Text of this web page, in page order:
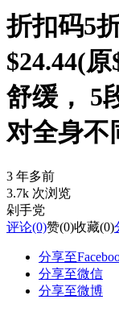
折扣码5
$24.44(
舒缓， 5
对全身不
3 年多前
3.7k 次浏览
剁手党
评论(0)赞(0)收藏(0)
分享至
分享至微信
分享至微博